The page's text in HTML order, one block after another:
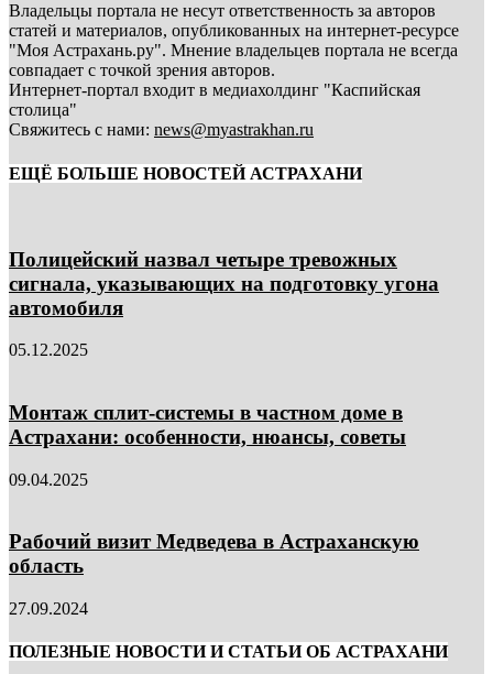
Владельцы портала не несут ответственность за авторов
статей и материалов, опубликованных на интернет-ресурсе
"Моя Астрахань.ру". Мнение владельцев портала не всегда
совпадает с точкой зрения авторов.
Интернет-портал входит в медиахолдинг "Каспийская
столица"
Свяжитесь с нами: news@myastrakhan.ru
ЕЩЁ БОЛЬШЕ НОВОСТЕЙ АСТРАХАНИ
Полицейский назвал четыре тревожных
сигнала, указывающих на подготовку угона
автомобиля
05.12.2025
Монтаж сплит-системы в частном доме в
Астрахани: особенности, нюансы, советы
09.04.2025
Рабочий визит Медведева в Астраханскую
область
27.09.2024
ПОЛЕЗНЫЕ НОВОСТИ И СТАТЬИ ОБ АСТРАХАНИ